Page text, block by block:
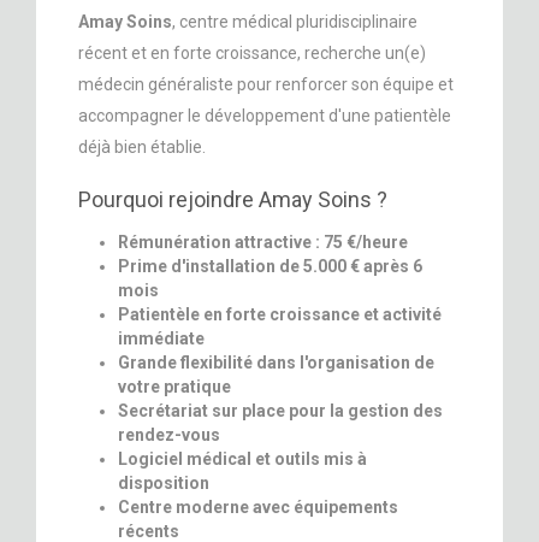
Amay Soins, centre médical pluridisciplinaire
récent et en forte croissance, recherche un(e)
médecin généraliste pour renforcer son équipe et
accompagner le développement d'une patientèle
déjà bien établie.
Pourquoi rejoindre Amay Soins ?
Rémunération attractive : 75 €/heure
Prime d'installation de 5.000 € après 6
mois
Patientèle en forte croissance et activité
immédiate
Grande flexibilité dans l'organisation de
votre pratique
Secrétariat sur place pour la gestion des
rendez-vous
Logiciel médical et outils mis à
disposition
Centre moderne avec équipements
récents